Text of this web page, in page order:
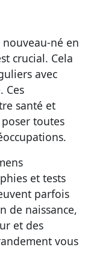
nouveau-né en
crucial. Cela
avec
Ces
santé et
toutes
et tests
parfois
de naissance,
et des
vous